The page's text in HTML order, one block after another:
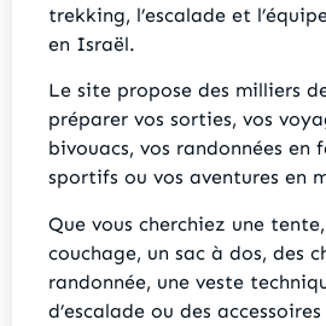
trekking, l’escalade et
en Israël.
Le site propose des milliers
préparer vos sorties, vos
bivouacs, vos randonnées en
sportifs ou vos aventures en
Que vous cherchiez une
couchage, un sac à dos, des
randonnée, une veste
d’escalade ou des